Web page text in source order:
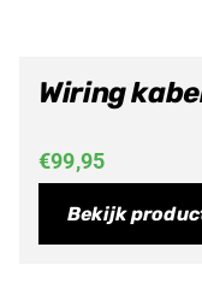
Wiring
€99,95
Bekijk